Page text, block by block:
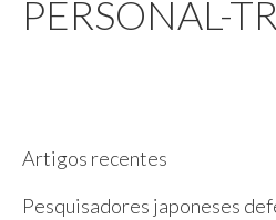
PERSONAL-
Artigos recentes
Pesquisadores japoneses